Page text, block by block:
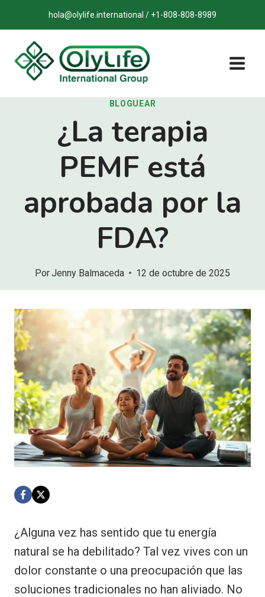
al
contenido
hola@olylife.international / +1-808-808-8989
BLOGUEAR
¿La terapia
PEMF está
aprobada por la
FDA?
PorJenny Balmaceda 12 de octubre de 2025
¿Alguna vez has sentido que tu energía
natural se ha debilitado? Tal vez vives con un
dolor constante o una preocupación que las
soluciones tradicionales no han aliviado. No